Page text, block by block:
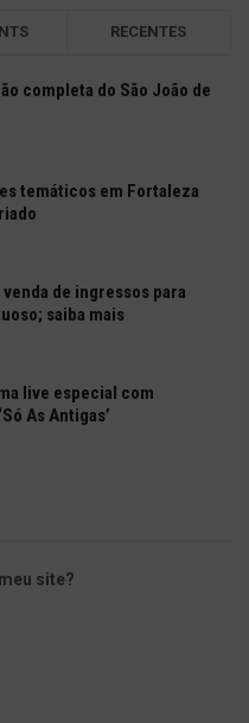
RECENTES
completa do São João de
temáticos em Fortaleza
de ingressos para
saiba mais
live especial com
As Antigas’
site?